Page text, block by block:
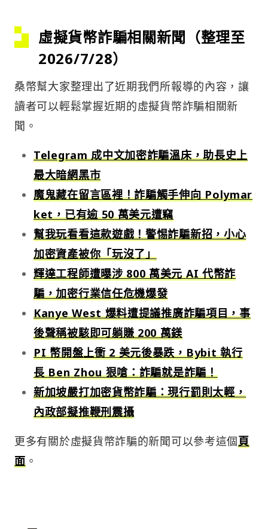
虛擬貨幣詐騙相關新聞（整理至
2026/7/28）
桑幣幫大家整理出了近期我們所報導的內容，讓
讀者可以輕鬆掌握近期的虛擬貨幣詐騙相關新
聞。
Telegram 成中文加密詐騙溫床，助長史上
最大暗網黑市
魔鬼藏在留言區裡！詐騙觸手伸向 Polymar
ket，已有逾 50 萬美元遭竊
幫我玩看看這款遊戲！警惕詐騙新招，小心
加密資產被你「玩沒了」
輝達工程師遭曝涉 800 萬美元 AI 代幣詐
騙，加密行業信任危機爆發
Kanye West 爆料遭提議推廣詐騙項目，事
後聲稱被駭即可躺賺 200 萬鎂
PI 幣開盤上衝 2 美元後暴跌，Bybit 執行
長 Ben Zhou 狠嗆：詐騙就是詐騙！
新加坡嚴打加密貨幣詐騙：現行罰則太輕，
內政部擬推鞭刑震攝
更多有關於虛擬貨幣詐騙的新聞可以參考這個頁
面。